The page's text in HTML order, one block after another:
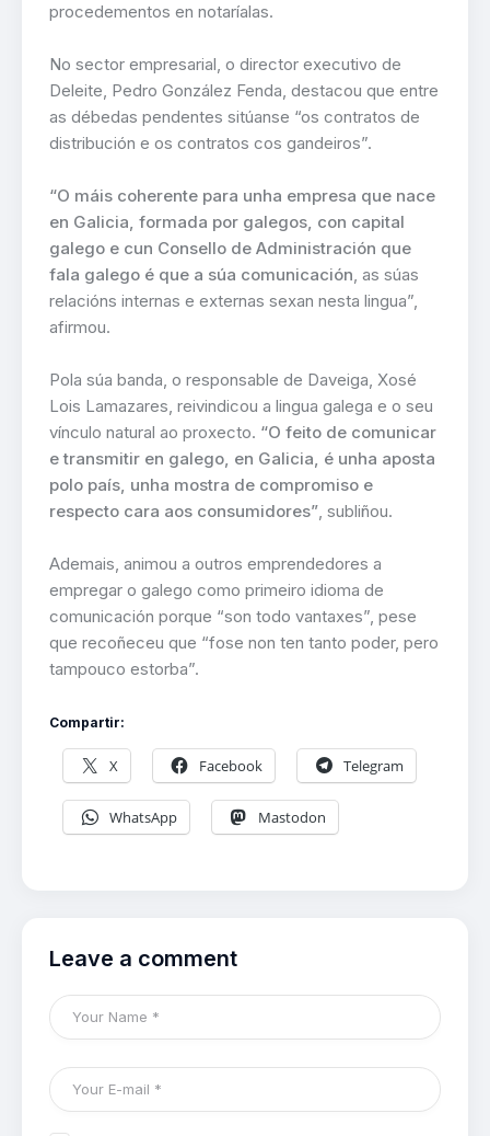
procedementos en notaríalas.
No sector empresarial, o director executivo de
Deleite, Pedro González Fenda, destacou que entre
as débedas pendentes sitúanse “os contratos de
distribución e os contratos cos gandeiros”.
“O máis coherente para unha empresa que nace
en Galicia, formada por galegos, con capital
galego e cun Consello de Administración que
fala galego é que a súa comunicación, as súas
relacións internas e externas sexan nesta lingua”,
afirmou.
Pola súa banda, o responsable de Daveiga, Xosé
Lois Lamazares, reivindicou a lingua galega e o seu
vínculo natural ao proxecto. “O feito de comunicar
e transmitir en galego, en Galicia, é unha aposta
polo país, unha mostra de compromiso e
respecto cara aos consumidores”, subliñou.
Ademais, animou a outros emprendedores a
empregar o galego como primeiro idioma de
comunicación porque “son todo vantaxes”, pese
que recoñeceu que “fose non ten tanto poder, pero
tampouco estorba”.
Compartir:
X Facebook Telegram
WhatsApp Mastodon
Leave a comment